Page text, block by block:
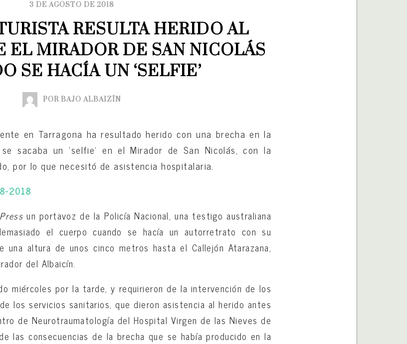
3 DE AGOSTO DE 2018
RESULTA HERIDO AL
EL MIRADOR DE SAN NICOLÁS
SE HACÍA UN ‘SELFIE’
POR BAJO ALBAIZÍN
en Tarragona ha resultado herido con una brecha en la
sacaba un ‘selfie’ en el Mirador de San Nicolás, con la
por lo que necesitó de asistencia hospitalaria.
2018
un portavoz de la Policía Nacional, una testigo australiana
el cuerpo cuando se hacía un autorretrato con su
una altura de unos cinco metros hasta el Callejón Atarazana,
del Albaicín.
miércoles por la tarde, y requirieron de la intervención de los
los servicios sanitarios, que dieron asistencia al herido antes
de Neurotraumatología del Hospital Virgen de las Nieves de
las consecuencias de la brecha que se había producido en la